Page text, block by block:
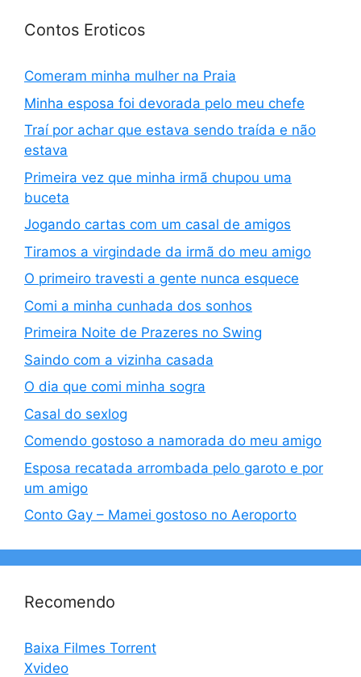
Contos Eroticos
Comeram minha mulher na Praia
Minha esposa foi devorada pelo meu chefe
Traí por achar que estava sendo traída e não
estava
Primeira vez que minha irmã chupou uma
buceta
Jogando cartas com um casal de amigos
Tiramos a virgindade da irmã do meu amigo
O primeiro travesti a gente nunca esquece
Comi a minha cunhada dos sonhos
Primeira Noite de Prazeres no Swing
Saindo com a vizinha casada
O dia que comi minha sogra
Casal do sexlog
Comendo gostoso a namorada do meu amigo
Esposa recatada arrombada pelo garoto e por
um amigo
Conto Gay – Mamei gostoso no Aeroporto
Recomendo
Baixa Filmes Torrent
Xvideo